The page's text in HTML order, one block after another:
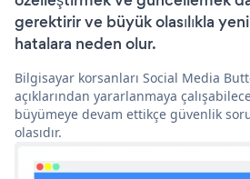
gerektirir ve büyük olasılıkla
hatalara neden olur.
Bilgisayar korsanları Social Media
açıklarından yararlanmaya
büyümeye devam ettikçe güvenlik
olasıdır.